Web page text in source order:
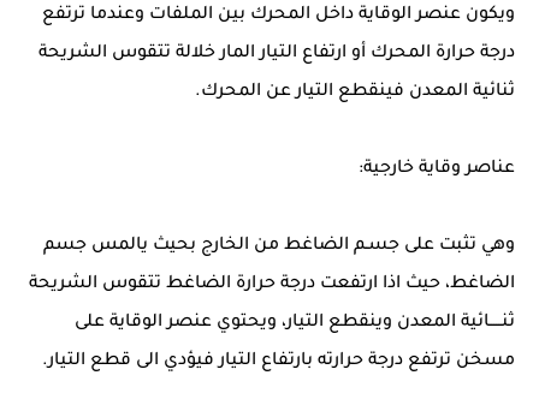
ويكون عنصر الوقاية داخل المحرك بين الملفات وعندما ترتفع
درجة حرارة المحرك أو ارتفاع التيار المار خلالة تتقوس الشريحة
ثنائية المعدن فينقطع التيار عن المحرك.
عناصر وقاية خارجية:
وهي تثبت على جسـم الضاغط من الخارج بحيث يالمس جسم
الضاغط، حيث اذا ارتفعت درجة حرارة الضاغط تتقوس الشريحة
ثنـــــائية المعدن وينقطع التيار، ويحتوي عنصر الوقاية على
مسخن ترتفع درجة حرارته بارتفاع التيار فيؤدي الى قطع التيار.